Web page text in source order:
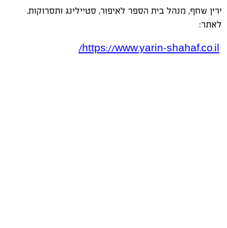
ירין שחף, מנהל בית הספר לאיפור, סטיילינג ותסרוקות.
לאתר:
https://www.yarin-shahaf.co.il
/